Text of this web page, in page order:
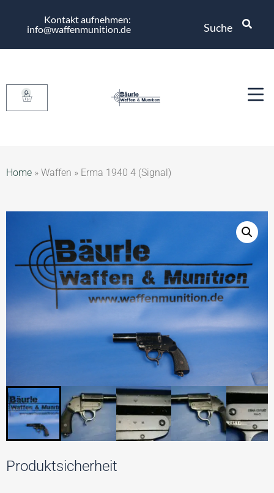
Kontakt aufnehmen:
info@waffenmunition.de
Suche
0
Home » Waffen » Erma 1940 4 (Signal)
Produktsicherheit